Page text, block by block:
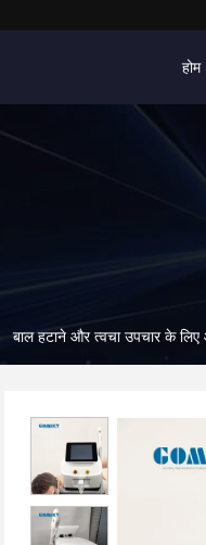
होम
बाल हटाने और त्वचा उपचार के